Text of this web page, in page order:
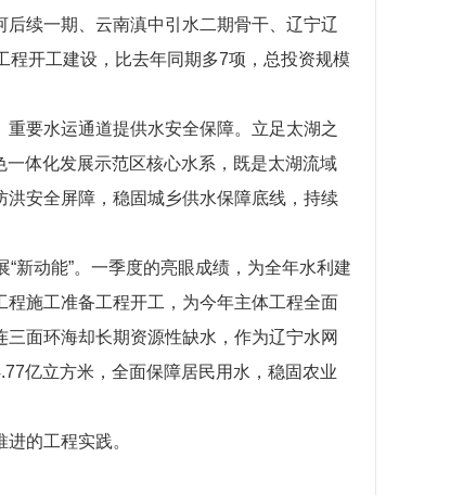
续一期、云南滇中引水二期骨干、辽宁辽
开工建设，比去年同期多7项，总投资规模
要水运通道提供水安全保障。立足太湖之
体化发展示范区核心水系，既是太湖流域
安全屏障，稳固城乡供水保障底线，持续
“新动能”。一季度的亮眼成绩，为全年水利建
施工准备工程开工，为今年主体工程全面
面环海却长期资源性缺水，作为辽宁水网
亿立方米，全面保障居民用水，稳固农业
的工程实践。